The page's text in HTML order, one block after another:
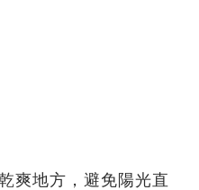
爽地方，避免陽光直